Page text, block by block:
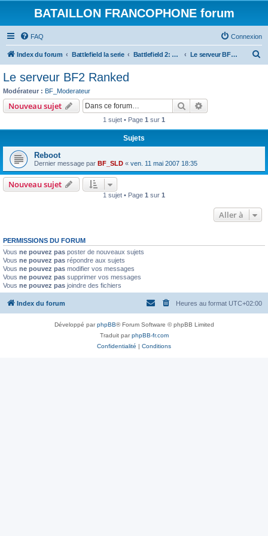
BATAILLON FRANCOPHONE forum
FAQ Connexion
Index du forum Battlefield la serie Battlefield 2: addon et mod Le serveur BF2 Ranked
Le serveur BF2 Ranked
Modérateur : BF_Moderateur
Nouveau sujet Rechercher
1 sujet • Page 1 sur 1
Sujets
Reboot
Dernier message par BF_SLD « ven. 11 mai 2007 18:35
Nouveau sujet
1 sujet • Page 1 sur 1
Aller à
PERMISSIONS DU FORUM
Vous ne pouvez pas poster de nouveaux sujets
Vous ne pouvez pas répondre aux sujets
Vous ne pouvez pas modifier vos messages
Vous ne pouvez pas supprimer vos messages
Vous ne pouvez pas joindre des fichiers
Index du forum Heures au format UTC+02:00
Développé parphpBB® Forum Software © phpBB Limited
Traduit parphpBB-fr.com
Confidentialité | Conditions